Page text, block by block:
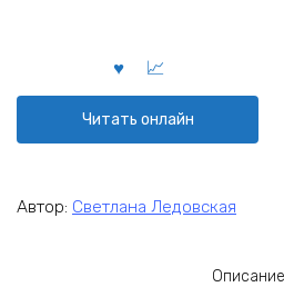
Читать онлайн
Автор: Светлана Ледовская
Описание